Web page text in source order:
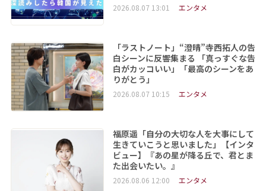
2026.08.07 13:01 エンタメ
「ラストノート」“澄晴”寺西拓人の告
白シーンに反響集まる 「真っすぐな告
白がカッコいい」「最高のシーンをあ
りがとう」
2026.08.07 10:15 エンタメ
福原遥「自分の大切な人を大事にして
生きていこうと思いました」【インタ
ビュー】『あの星が降る丘で、君とま
た出会いたい。』
2026.08.06 12:00 エンタメ